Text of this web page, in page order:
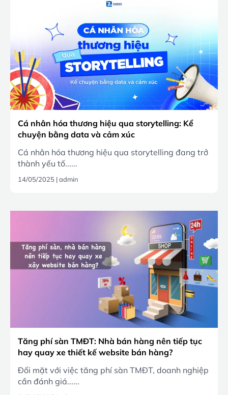
Cá nhân hóa thương hiệu qua storytelling: Kể
chuyện bằng data và cảm xúc
Cá nhân hóa thương hiệu qua storytelling đang trở
thành yếu tố......
14/05/2025 |admin
Tăng phí sàn TMĐT: Nhà bán hàng nên tiếp tục
hay quay xe thiết kế website bán hàng?
Đối mặt với việc tăng phí sàn TMĐT, doanh nghiệp
cần đánh giá......